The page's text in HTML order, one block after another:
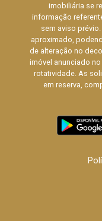
imobiliária se
informação
sem aviso
aproximado,
de alteração no
imóvel anunciado
rotatividade. As
em reserva,